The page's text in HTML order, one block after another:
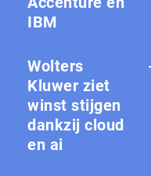
IBM
Wolters
Kluwer ziet
winst stijgen
dankzij cloud
en ai